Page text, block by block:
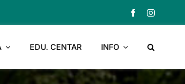
EDU. CENTAR INFO